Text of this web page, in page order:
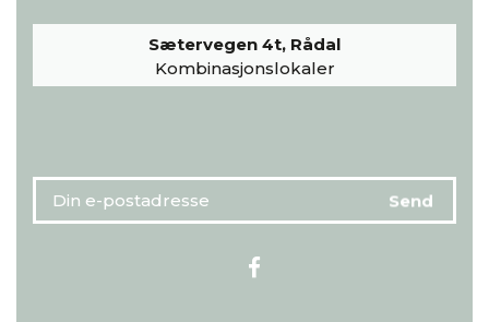
Sætervegen 4t, Rådal
Kombinasjonslokaler